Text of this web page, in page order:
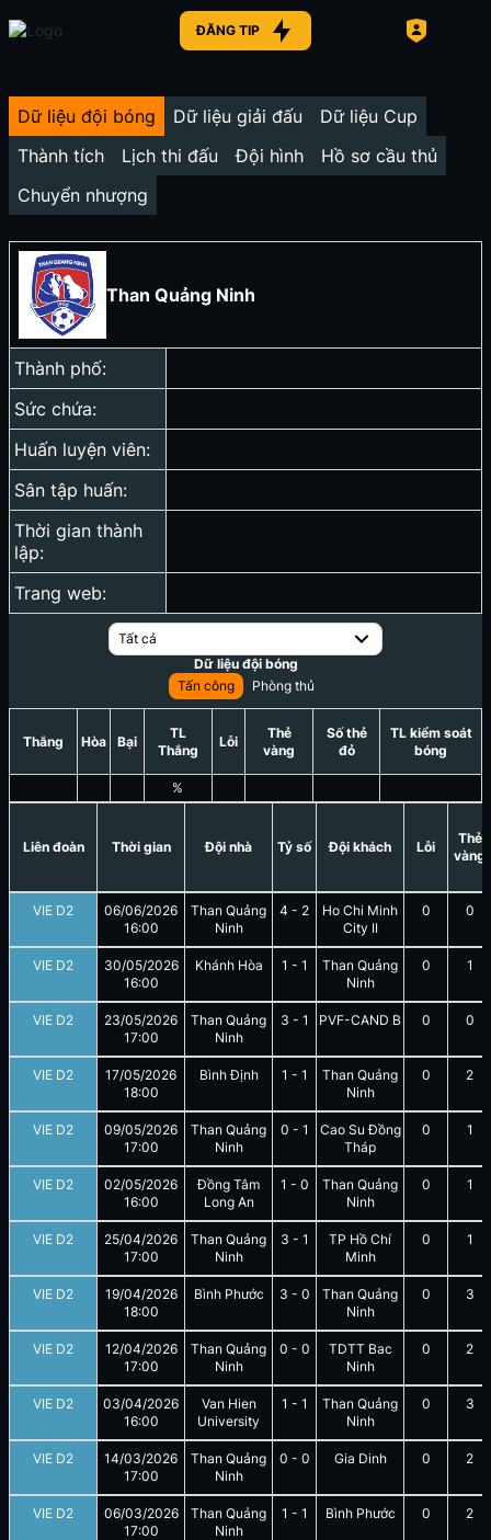
ĐĂNG TIP
Dữ liệu đội bóng Dữ liệu giải đấu
Dữ liệu Cup
Thành tích
Lịch thi đấu Đội hình
Hồ sơ cầu thủ
Chuyển nhượng
Than Quảng Ninh
Thành phố:
Sức chứa:
Huấn luyện viên:
Sân tập huấn:
Thời gian thành
lập:
Trang web:
Tất cả
Dữ liệu đội bóng
Tấn công
Phòng thủ
Thắng Hòa Bại
TL
Thắng
%
Lỗi
Thẻ
vàng
Số thẻ
đỏ
TL kiểm soát
bóng
Liên đoàn Thời gian Đội nhà Tỷ số Đội khách Lỗi
Thẻ
vàng
VIE D2
06/06/2026
16:00
Than Quảng
Ninh
4 - 2
Ho Chi Minh
City II
0 0
VIE D2
30/05/2026
16:00
Khánh Hòa 1 - 1
Than Quảng
Ninh
0 1
VIE D2
23/05/2026
17:00
Than Quảng
Ninh
3 - 1 PVF-CAND B 0 0
VIE D2
17/05/2026
18:00
Bình Định 1 - 1
Than Quảng
Ninh
0 2
VIE D2
09/05/2026
17:00
Than Quảng
Ninh
0 - 1
Cao Su Đồng
Tháp
0 1
VIE D2
02/05/2026
16:00
Đồng Tâm
Long An
1 - 0
Than Quảng
Ninh
0 1
VIE D2
25/04/2026
17:00
Than Quảng
Ninh
3 - 1
TP Hồ Chí
Minh
0 1
VIE D2
19/04/2026
18:00
Bình Phước 3 - 0
Than Quảng
Ninh
0 3
VIE D2
12/04/2026
17:00
Than Quảng
Ninh
0 - 0
TDTT Bac
Ninh
0 2
VIE D2
03/04/2026
16:00
Van Hien
University
1 - 1
Than Quảng
Ninh
0 3
VIE D2
14/03/2026
17:00
Than Quảng
Ninh
0 - 0 Gia Dinh 0 2
VIE D2
06/03/2026
17:00
Than Quảng
Ninh
1 - 1 Bình Phước 0 2